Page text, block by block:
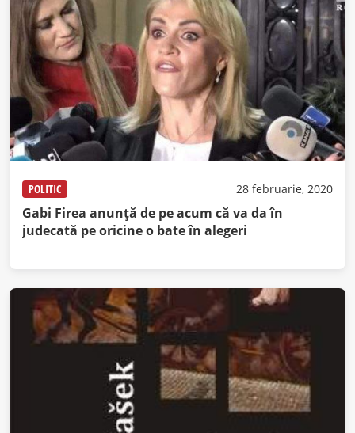
POLITIC 28 februarie, 2020
Gabi Firea anunţă de pe acum că va da în
judecată pe oricine o bate în alegeri